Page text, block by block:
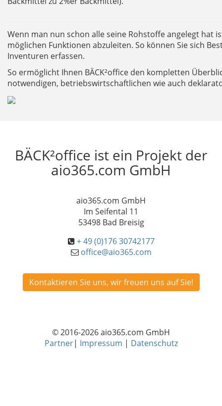
Wenn man nun schon alle seine Rohstoffe angelegt hat
möglichen Funktionen abzuleiten. So können Sie sich
Inventuren erfassen.
So ermöglicht Ihnen BÄCK²office den kompletten
notwendigen, betriebswirtschaftlichen wie auch
BÄCK²office ist ein Projekt der
aio365.com GmbH
aio365.com GmbH
Im Seifental 11
53498 Bad Breisig
+ 49 (0)176 30742177
office@aio365.com
Kontaktieren Sie uns, wir freuen uns auf Sie!
© 2016-2026 aio365.com GmbH
Partner| Impressum | Datenschutz